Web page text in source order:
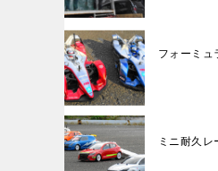
フォーミュ
ミニ耐久